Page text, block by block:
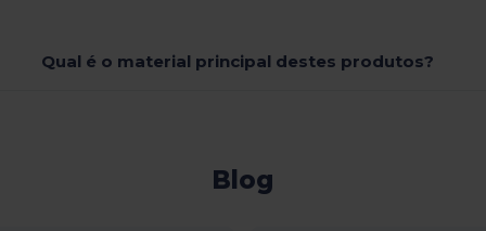
Qual é o material principal destes produtos?
Blog